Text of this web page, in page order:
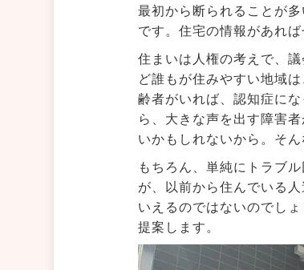
最初から断られることが
です。住宅の情報があれ
住まいは人権の考えで、
ど誰もが住みやすい地域
齢者がいれば、認知症に
ら、大きな声を出す障害
いかもしれないから。そん
もちろん、単純にトラブ
が、以前から住んでいる
いえるのではないのでし
提案します。